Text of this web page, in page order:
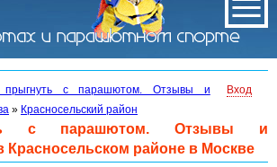
прыгнуть с парашютом. Отзывы и
» Красносельский район
Вход
с парашютом. Отзывы и
Красносельском районе в Москве